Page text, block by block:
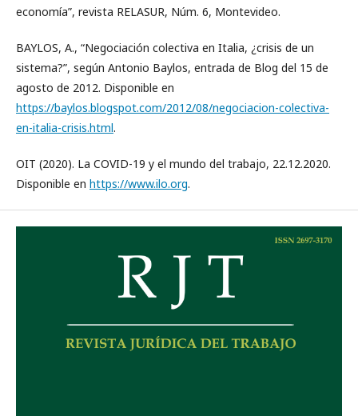
economía”, revista RELASUR, Núm. 6, Montevideo.
BAYLOS, A., “Negociación colectiva en Italia, ¿crisis de un
sistema?”, según Antonio Baylos, entrada de Blog del 15 de
agosto de 2012. Disponible en
https://baylos.blogspot.com/2012/08/negociacion-colectiva-
en-italia-crisis.html.
OIT (2020). La COVID-19 y el mundo del trabajo, 22.12.2020.
Disponible en https://www.ilo.org.